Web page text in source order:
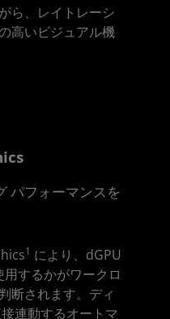
ら、レイトレーシ
高いビジュアル機
パフォーマンスを
1 により、dGPU
するかがワークロ
断されます。ディ
連動するオートマ